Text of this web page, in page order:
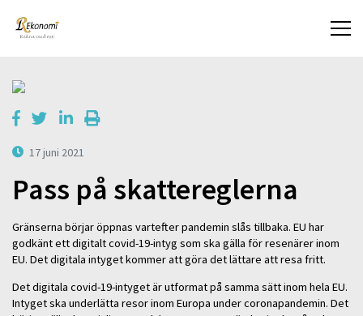
17 juni 2021
Pass på skattereglerna
Gränserna börjar öppnas vartefter pandemin slås tillbaka. EU har
godkänt ett digitalt covid-19-intyg som ska gälla för resenärer inom
EU. Det digitala intyget kommer att göra det lättare att resa fritt.
Det digitala covid-19-intyget är utformat på samma sätt inom hela EU.
Intyget ska underlätta resor inom Europa under coronapandemin. Det